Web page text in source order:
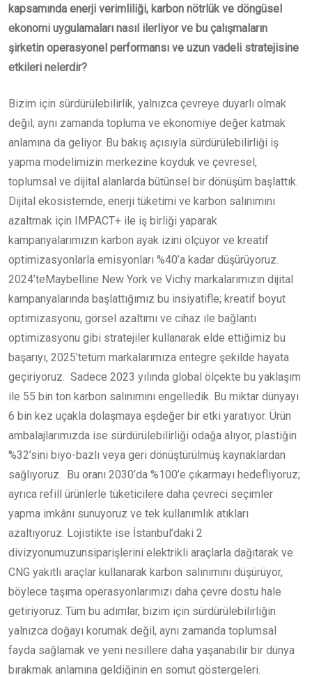
kapsamında enerji verimliliği, karbon nötrlük ve döngüsel
ekonomi uygulamaları nasıl ilerliyor ve bu çalışmaların
şirketin operasyonel performansı ve uzun vadeli stratejisine
etkileri nelerdir?
Bizim için sürdürülebilirlik, yalnızca çevreye duyarlı olmak
değil; aynı zamanda topluma ve ekonomiye değer katmak
anlamına da geliyor. Bu bakış açısıyla sürdürülebilirliği iş
yapma modelimizin merkezine koyduk ve çevresel,
toplumsal ve dijital alanlarda bütünsel bir dönüşüm başlattık.
Dijital ekosistemde, enerji tüketimi ve karbon salınımını
azaltmak için IMPACT+ ile iş birliği yaparak
kampanyalarımızın karbon ayak izini ölçüyor ve kreatif
optimizasyonlarla emisyonları %40’a kadar düşürüyoruz.
2024’teMaybelline New York ve Vichy markalarımızın dijital
kampanyalarında başlattığımız bu insiyatifle; kreatif boyut
optimizasyonu, görsel azaltımı ve cihaz ile bağlantı
optimizasyonu gibi stratejiler kullanarak elde ettiğimiz bu
başarıyı, 2025’tetüm markalarımıza entegre şekilde hayata
geçiriyoruz. Sadece 2023 yılında global ölçekte bu yaklaşım
ile 55 bin ton karbon salınımını engelledik. Bu miktar dünyayı
6 bin kez uçakla dolaşmaya eşdeğer bir etki yaratıyor. Ürün
ambalajlarımızda ise sürdürülebilirliği odağa alıyor, plastiğin
%32’sini biyo-bazlı veya geri dönüştürülmüş kaynaklardan
sağlıyoruz. Bu oranı 2030’da %100’e çıkarmayı hedefliyoruz;
ayrıca refill ürünlerle tüketicilere daha çevreci seçimler
yapma imkânı sunuyoruz ve tek kullanımlık atıkları
azaltıyoruz. Lojistikte ise İstanbul’daki 2
divizyonumuzunsiparişlerini elektrikli araçlarla dağıtarak ve
CNG yakıtlı araçlar kullanarak karbon salınımını düşürüyor,
böylece taşıma operasyonlarımızı daha çevre dostu hale
getiriyoruz. Tüm bu adımlar, bizim için sürdürülebilirliğin
yalnızca doğayı korumak değil, aynı zamanda toplumsal
fayda sağlamak ve yeni nesillere daha yaşanabilir bir dünya
bırakmak anlamına geldiğinin en somut göstergeleri.